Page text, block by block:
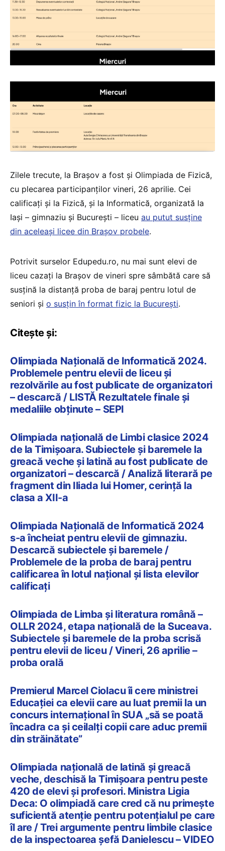
Zilele trecute, la Brașov a fost și Olimpiada de Fizică,
cu plecarea participanților vineri, 26 aprilie. Cei
calificați și la Fizică, și la Informatică, organizată la
Iași – gimnaziu și București – liceu au putut susține
din aceleași licee din Brașov probele.
Potrivit surselor Edupedu.ro, nu mai sunt elevi de
liceu cazați la Brașov de vineri spre sâmbătă care să
susțină la distanță proba de baraj pentru lotul de
seniori și o susțin în format fizic la București.
Citește și:
Olimpiada Națională de Informatică 2024.
Problemele pentru elevii de liceu și
rezolvările au fost publicate de organizatori
– descarcă / LISTĂ Rezultatele finale și
medaliile obținute – SEPI
Olimpiada națională de Limbi clasice 2024
de la Timișoara. Subiectele și baremele la
greacă veche și latină au fost publicate de
organizatori – descarcă / Analiză literară pe
fragment din Iliada lui Homer, cerință la
clasa a XII-a
Olimpiada Națională de Informatică 2024
s-a încheiat pentru elevii de gimnaziu.
Descarcă subiectele și baremele /
Problemele de la proba de baraj pentru
calificarea în lotul național și lista elevilor
calificați
Olimpiada de Limba și literatura română –
OLLR 2024, etapa națională de la Suceava.
Subiectele și baremele de la proba scrisă
pentru elevii de liceu / Vineri, 26 aprilie –
proba orală
Premierul Marcel Ciolacu îi cere ministrei
Educației ca elevii care au luat premii la un
concurs internațional în SUA „să se poată
încadra ca și ceilalți copii care aduc premii
din străinătate”
Olimpiada națională de latină și greacă
veche, deschisă la Timișoara pentru peste
420 de elevi și profesori. Ministra Ligia
Deca: O olimpiadă care cred că nu primește
suficientă atenție pentru potențialul pe care
îl are / Trei argumente pentru limbile clasice
de la inspectoarea șefă Danielescu – VIDEO